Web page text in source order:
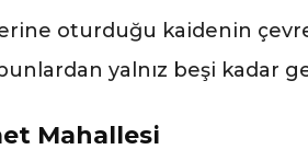
oturduğu kaidenin
yalnız beşi kadar
Mahallesi